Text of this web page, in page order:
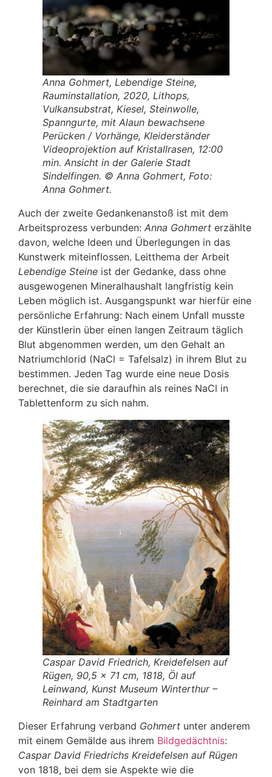
Anna Gohmert, Lebendige Steine,
Rauminstallation, 2020, Lithops,
Vulkansubstrat, Kiesel, Steinwolle,
Spanngurte, mit Alaun bewachsene
Perücken / Vorhänge, Kleiderständer
Videoprojektion auf Kristallrasen, 12:00
min. Ansicht in der Galerie Stadt
Sindelfingen. © Anna Gohmert, Foto:
Anna Gohmert.
Auch der zweite Gedankenanstoß ist mit dem
Arbeitsprozess verbunden: Anna Gohmert erzählte
davon, welche Ideen und Überlegungen in das
Kunstwerk miteinflossen. Leitthema der Arbeit
Lebendige Steine ist der Gedanke, dass ohne
ausgewogenen Mineralhaushalt langfristig kein
Leben möglich ist. Ausgangspunkt war hierfür eine
persönliche Erfahrung: Nach einem Unfall musste
der Künstlerin über einen langen Zeitraum täglich
Blut abgenommen werden, um den Gehalt an
Natriumchlorid (NaCl = Tafelsalz) in ihrem Blut zu
bestimmen. Jeden Tag wurde eine neue Dosis
berechnet, die sie daraufhin als reines NaCl in
Tablettenform zu sich nahm.
Caspar David Friedrich, Kreidefelsen auf
Rügen, 90,5 x 71 cm, 1818, Öl auf
Leinwand, Kunst Museum Winterthur –
Reinhard am Stadtgarten
Dieser Erfahrung verband Gohmert unter anderem
mit einem Gemälde aus ihrem Bildgedächtnis:
Caspar David Friedrichs Kreidefelsen auf Rügen
von 1818, bei dem sie Aspekte wie die